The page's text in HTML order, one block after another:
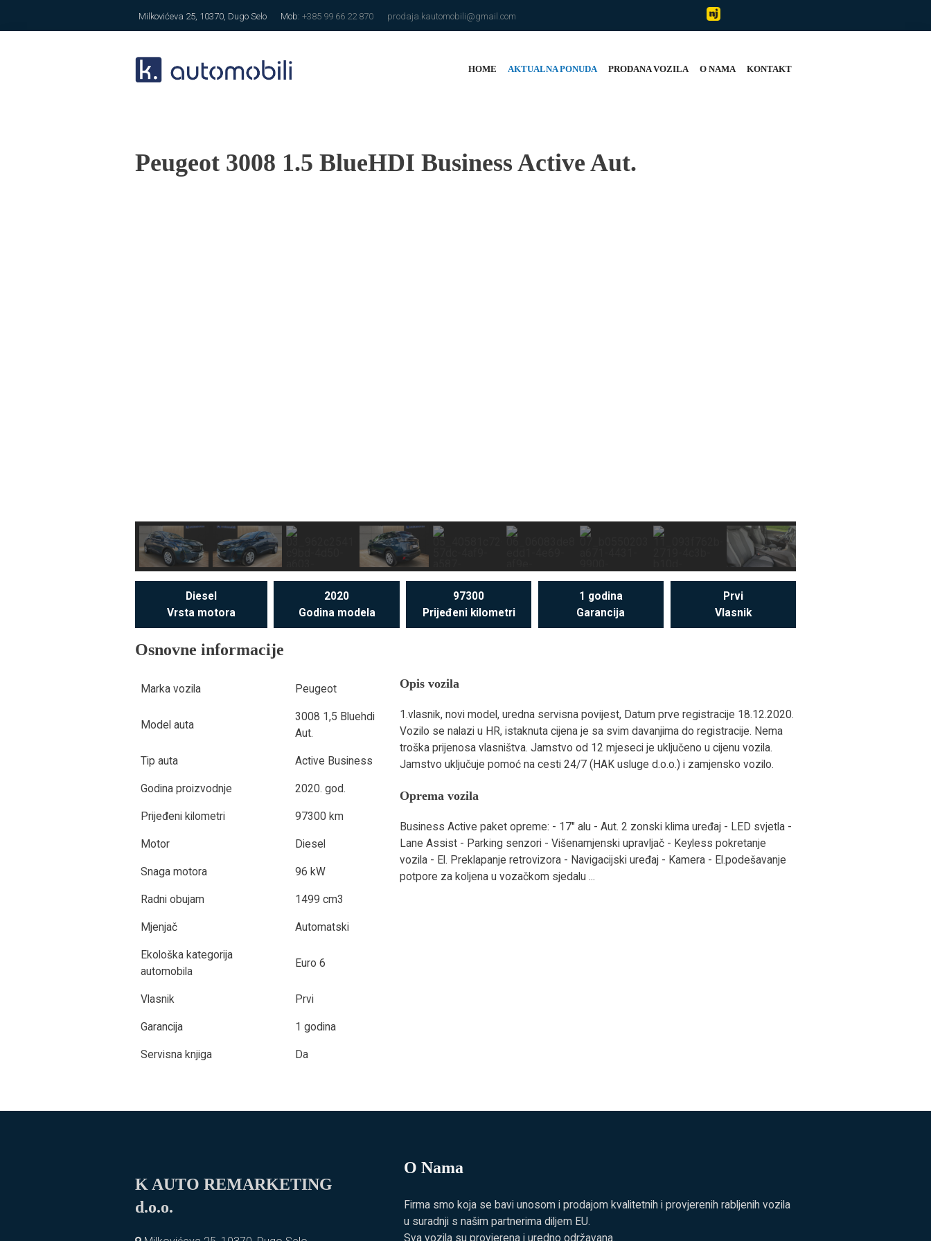
Milkovićeva 25, 10370, Dugo Selo Mob:+385 99 66 22 870 prodaja.kautomobili@gmail.com
HOME AKTUALNA PONUDA PRODANA VOZILA O NAMA KONTAKT
Peugeot 3008 1.5 BlueHDI Business Active Aut.
Diesel
Vrsta motora
2020
Godina modela
97300
Prijeđeni kilometri
1 godina
Garancija
Prvi
Vlasnik
Osnovne informacije
Marka vozila Peugeot
Model auta
3008 1,5 Bluehdi
Aut.
Tip auta Active Business
Godina proizvodnje 2020. god.
Prijeđeni kilometri 97300 km
Motor Diesel
Snaga motora 96 kW
Radni obujam 1499 cm3
Mjenjač Automatski
Ekološka kategorija
automobila
Euro 6
Vlasnik Prvi
Garancija 1 godina
Servisna knjiga Da
Opis vozila
1.vlasnik, novi model, uredna servisna povijest, Datum prve registracije 18.12.2020.
Vozilo se nalazi u HR, istaknuta cijena je sa svim davanjima do registracije. Nema
troška prijenosa vlasništva. Jamstvo od 12 mjeseci je uključeno u cijenu vozila.
Jamstvo uključuje pomoć na cesti 24/7 (HAK usluge d.o.o.) i zamjensko vozilo.
Oprema vozila
Business Active paket opreme: - 17" alu - Aut. 2 zonski klima uređaj - LED svjetla -
Lane Assist - Parking senzori - Višenamjenski upravljač - Keyless pokretanje
vozila - El. Preklapanje retrovizora - Navigacijski uređaj - Kamera - El.podešavanje
potpore za koljena u vozačkom sjedalu ...
K AUTO REMARKETING
d.o.o.
O Nama
Firma smo koja se bavi unosom i prodajom kvalitetnih i provjerenih rabljenih vozila
u suradnji s našim partnerima diljem EU.
Sva vozila su provjerena i uredno održavana.